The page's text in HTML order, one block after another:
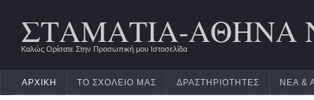
ΣΤΑΜΑΤΙΑ-ΑΘΗΝΑ
Καλώς Ορίσατε Στην Προσωπική μου Ιστοσελίδα
ΑΡΧΙΚΉ ΤΟ ΣΧΟΛΕΊΟ ΜΑΣ ΔΡΑΣΤΗΡΙΌΤΗΤΕΣ ΝΈΑ &